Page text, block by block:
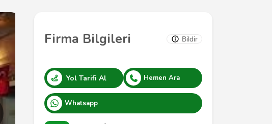
Firma Bilgileri Bildir
Yol Tarifi Al Hemen Ara
Whatsapp